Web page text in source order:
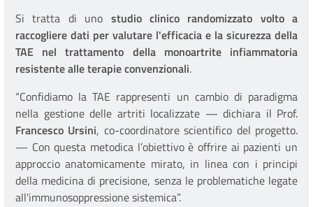
Si tratta di uno studio clinico randomizzato volto a
raccogliere dati per valutare l'efficacia e la sicurezza della
TAE nel trattamento della monoartrite infiammatoria
resistente alle terapie convenzionali.
“Confidiamo la TAE rappresenti un cambio di paradigma
nella gestione delle artriti localizzate — dichiara il Prof.
Francesco Ursini, co-coordinatore scientifico del progetto.
— Con questa metodica l’obiettivo è offrire ai pazienti un
approccio anatomicamente mirato, in linea con i principi
della medicina di precisione, senza le problematiche legate
all'immunosoppressione sistemica”.